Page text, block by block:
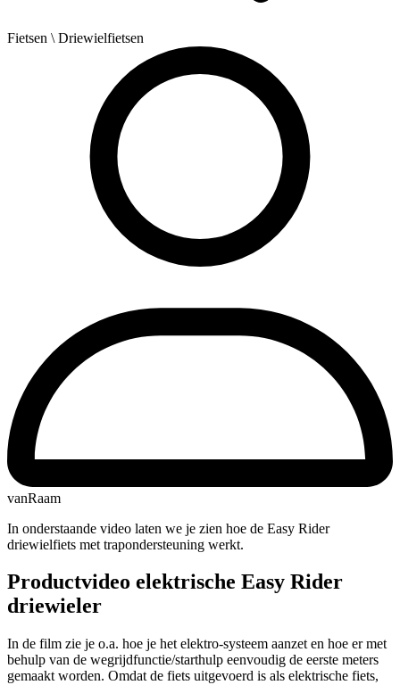
Fietsen \ Driewielfietsen
vanRaam
In onderstaande video laten we je zien hoe de Easy Rider
driewielfiets met trapondersteuning werkt.
Productvideo elektrische Easy Rider
driewieler
In de film zie je o.a. hoe je het elektro-systeem aanzet en hoe er met
behulp van de wegrijdfunctie/starthulp eenvoudig de eerste meters
gemaakt worden. Omdat de fiets uitgevoerd is als elektrische fiets,